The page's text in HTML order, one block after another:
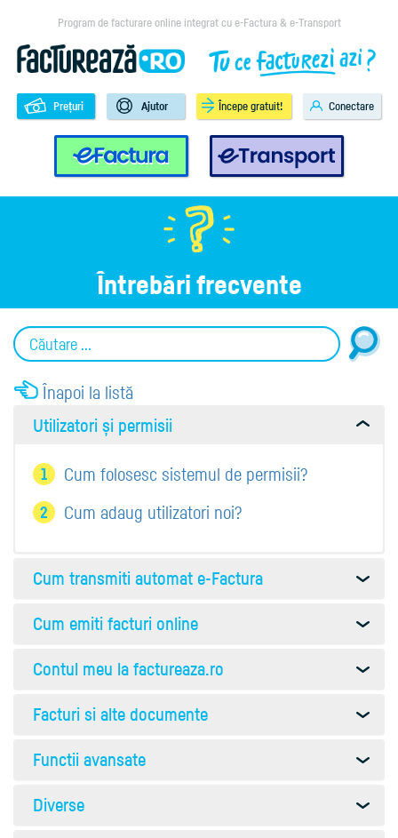
Program de facturare online integrat cu e-Factura & e-Transport
e-Factura e-Transport
Prețuri Ajutor Începe gratuit! Conectare
Întrebări frecvente
Înapoi la listă
Utilizatori și permisii
Cum folosesc sistemul de permisii?
Cum adaug utilizatori noi?
Cum transmiti automat e-Factura
Cum emiti facturi online
Contul meu la factureaza.ro
Facturi si alte documente
Functii avansate
Diverse